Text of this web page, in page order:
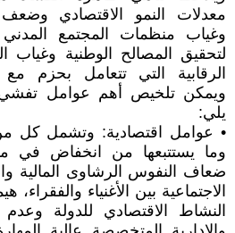
معدلات النمو الاقتصادي وضعف
وغياب منظمات المجتمع
لتحقيق المصالح الوطنية وغياب
الرقابية التي تتعامل بحزم
ويمكن تلخيص أهم عوامل تفشي
يلي:
• عوامل اقتصادية: وتشمل كل من
وما يستتبعها من انخفاض في
ضعاف النفوس الرشاوى المالية
الاجتماعية بين الأغنياء
النشاط الاقتصادي للدولة وعدم